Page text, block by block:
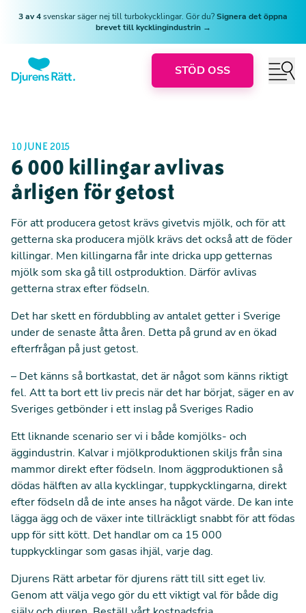
3 av 4svenskar säger nej till turbokycklingar. Gör du?Signera det öppna
brevet till kycklingindustrin →
STÖD OSS
10 JUNE 2015
6 000 killingar avlivas
årligen för getost
För att producera getost krävs givetvis mjölk, och för att
getterna ska producera mjölk krävs det också att de föder
killingar. Men killingarna får inte dricka upp getternas
mjölk som ska gå till ostproduktion. Därför avlivas
getterna strax efter födseln.
Det har skett en fördubbling av antalet getter i Sverige
under de senaste åtta åren. Detta på grund av en ökad
efterfrågan på just getost.
– Det känns så bortkastat, det är något som känns riktigt
fel. Att ta bort ett liv precis när det har börjat, säger en av
Sveriges getbönder i ett inslag på Sveriges Radio
Ett liknande scenario ser vi i både komjölks- och
äggindustrin. Kalvar i mjölkproduktionen skiljs från sina
mammor direkt efter födseln. Inom äggproduktionen så
dödas hälften av alla kycklingar, tuppkycklingarna, direkt
efter födseln då de inte anses ha något värde. De kan inte
lägga ägg och de växer inte tillräckligt snabbt för att födas
upp för sitt kött. Det handlar om ca 15 000
tuppkycklingar som gasas ihjäl, varje dag.
Djurens Rätt arbetar för djurens rätt till sitt eget liv.
Genom att välja vego gör du ett viktigt val för både dig